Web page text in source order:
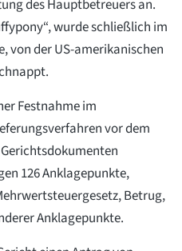
des Hauptbetreuers an.
wurde schließlich im
von der US-amerikanischen
Festnahme im
vor dem
126 Anklagepunkte,
Betrug,
Anklagepunkte.